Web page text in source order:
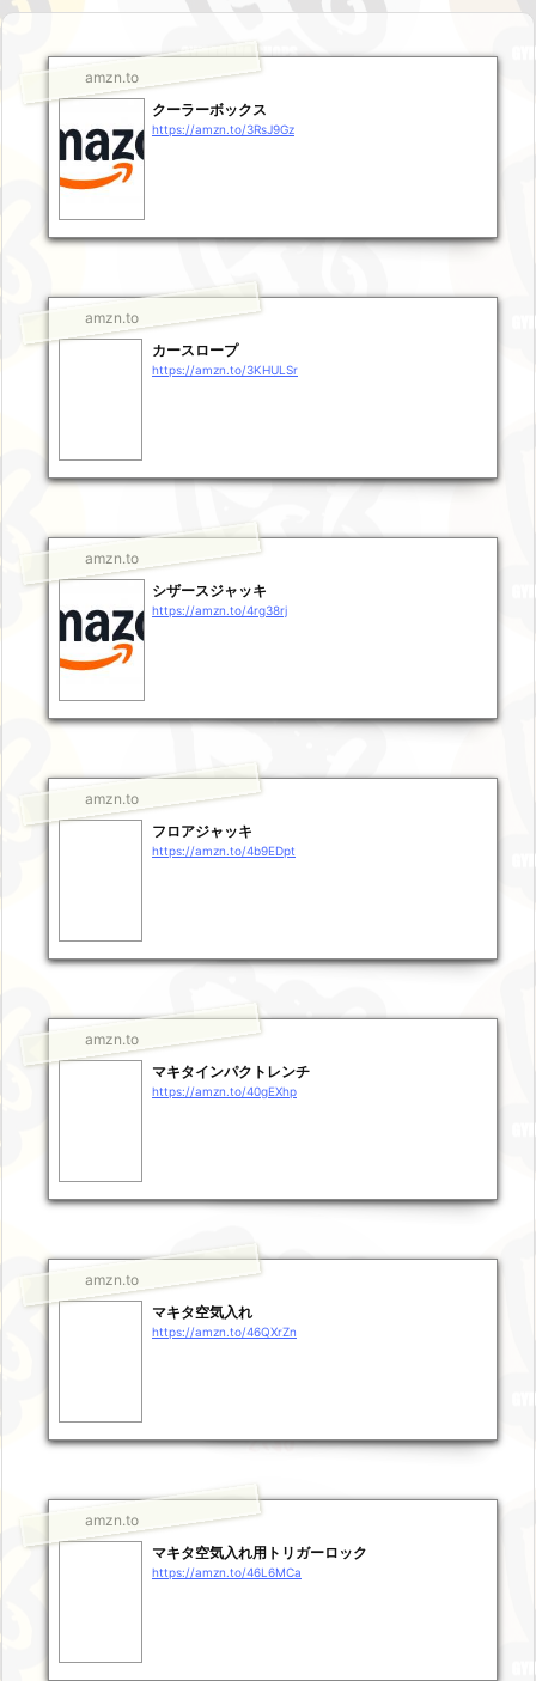
amzn.to
クーラーボックス
https://amzn.to/3RsJ9Gz
amzn.to
カースロープ
https://amzn.to/3KHULSr
amzn.to
シザースジャッキ
https://amzn.to/4rg38rj
amzn.to
フロアジャッキ
https://amzn.to/4b9EDpt
amzn.to
マキタインパクトレンチ
https://amzn.to/40gEXhp
amzn.to
マキタ空気入れ
https://amzn.to/46QXrZn
amzn.to
マキタ空気入れ用トリガーロック
https://amzn.to/46L6MCa